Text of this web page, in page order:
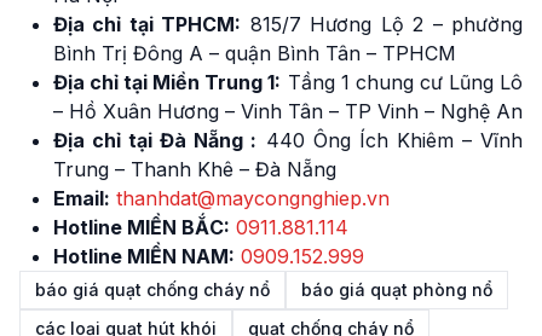
Địa chỉ tại TPHCM: 815/7 Hương Lộ 2 – phường
Bình Trị Đông A – quận Bình Tân – TPHCM
Địa chỉ tại Miền Trung 1: Tầng 1 chung cư Lũng Lô
– Hồ Xuân Hương – Vinh Tân – TP Vinh – Nghệ An
Địa chỉ tại Đà Nẵng : 440 Ông Ích Khiêm – Vĩnh
Trung – Thanh Khê – Đà Nẵng
Email: thanhdat@maycongnghiep.vn
Hotline MIỀN BẮC: 0911.881.114
Hotline MIỀN NAM: 0909.152.999
báo giá quạt chống cháy nổ
báo giá quạt phòng nổ
các loại quạt hút khói
quạt chống cháy nổ